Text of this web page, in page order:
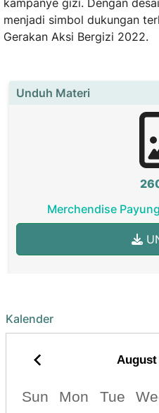
kampanye gizi. Dengan
menjadi simbol dukungan
Gerakan Aksi Bergizi 2022.
Unduh Materi
Merchendise
Kalender
August
Sun Mon Tue